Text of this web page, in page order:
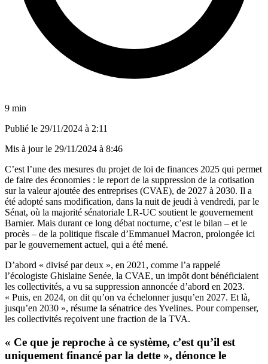
9 min
Publié le 29/11/2024 à 2:11
Mis à jour le 29/11/2024 à 8:46
C’est l’une des mesures du projet de loi de finances 2025 qui permet
de faire des économies : le report de la suppression de la cotisation
sur la valeur ajoutée des entreprises (CVAE), de 2027 à 2030. Il a
été adopté sans modification, dans la nuit de jeudi à vendredi, par le
Sénat, où la majorité sénatoriale LR-UC soutient le gouvernement
Barnier. Mais durant ce long débat nocturne, c’est le bilan – et le
procès – de la politique fiscale d’Emmanuel Macron, prolongée ici
par le gouvernement actuel, qui a été mené.
D’abord « divisé par deux », en 2021, comme l’a rappelé
l’écologiste Ghislaine Senée, la CVAE, un impôt dont bénéficiaient
les collectivités, a vu sa suppression annoncée d’abord en 2023.
« Puis, en 2024, on dit qu’on va échelonner jusqu’en 2027. Et là,
jusqu’en 2030 », résume la sénatrice des Yvelines. Pour compenser,
les collectivités reçoivent une fraction de la TVA.
« Ce que je reproche à ce système, c’est qu’il est
uniquement financé par la dette », dénonce le